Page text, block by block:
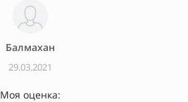
Балмахан
29.03.2021
Моя оценка: